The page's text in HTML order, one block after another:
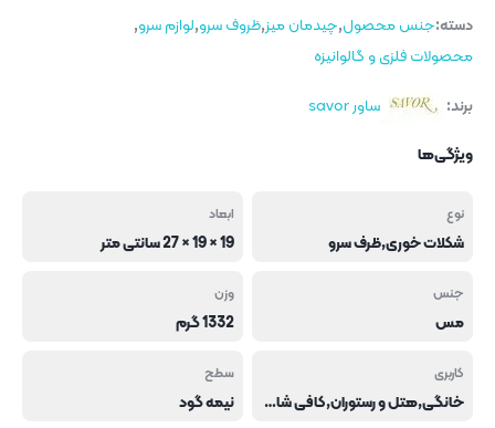
دسته:جنس محصول,چیدمان میز,ظروف سرو,لوازم سرو,
محصولات فلزی و گالوانیزه
برند:
ساور savor
ویژگی‌ها
نوع
شکلات خوری,ظرف سرو
ابعاد
19 × 19 × 27 سانتی متر
جنس
مس
وزن
1332 گرم
کاربری
خانگی,هتل و رستوران,کافی شاپ و فست فود
سطح
نیمه گود